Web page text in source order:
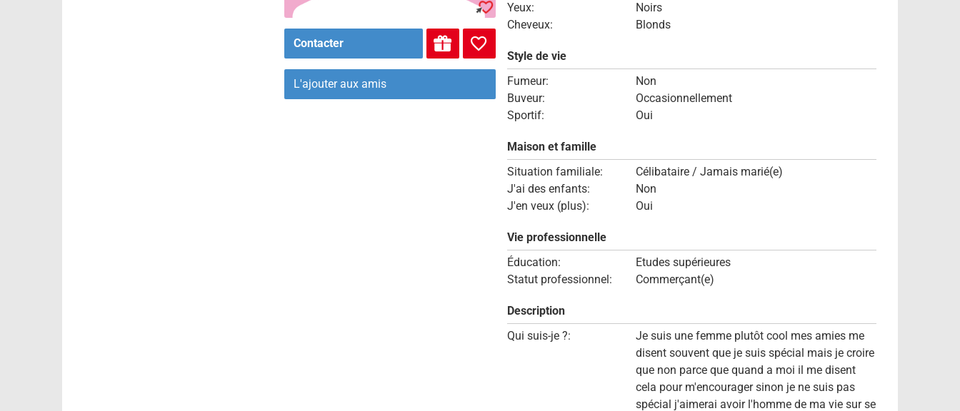
Contacter
L'ajouter aux amis
Yeux:
Noirs
Cheveux:
Blonds
Style de vie
Fumeur:
Non
Buveur:
Occasionnellement
Sportif:
Oui
Maison et famille
Situation familiale:
Célibataire / Jamais marié(e)
J'ai des enfants:
Non
J'en veux (plus):
Oui
Vie professionnelle
Éducation:
Etudes supérieures
Statut professionnel:
Commerçant(e)
Description
Qui suis-je ?:
Je suis une femme plutôt cool mes amies me
disent souvent que je suis spécial mais je croire
que non parce que quand a moi il me disent
cela pour m'encourager sinon je ne suis pas
spécial j'aimerai avoir l'homme de ma vie sur se